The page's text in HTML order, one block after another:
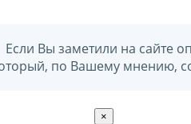
Если Вы заметили на сайте
по Вашему мнению,
×